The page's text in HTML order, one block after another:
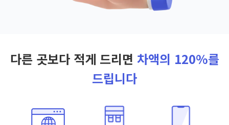
다른 곳보다 적게 드리면 차액의 120%를
드립니다